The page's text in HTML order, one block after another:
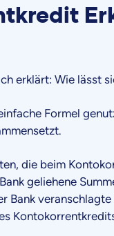
erklärt: Wie lässt
Formel
die beim
geliehene
Bank